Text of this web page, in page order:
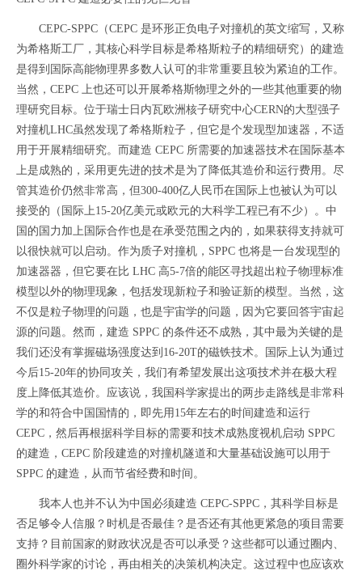
CEPC-SPPC（CEPC 是环形正负电子对撞机的英文缩写，又称
为希格斯工厂，其核心科学目标是希格斯粒子的精细研究）的建造
是得到国际高能物理界多数人认可的非常重要且较为紧迫的工作。
当然，CEPC 上也还可以开展希格斯物理之外的一些其他重要的物
理研究目标。位于瑞士日内瓦欧洲核子研究中心CERN的大型强子
对撞机LHC虽然发现了希格斯粒子，但它是个发现型加速器，不适
用于开展精细研究。而建造 CEPC 所需要的加速器技术在国际基本
上是成熟的，采用更先进的技术是为了降低其造价和运行费用。尽
管其造价仍然非常高，但300-400亿人民币在国际上也被认为可以
接受的（国际上15-20亿美元或欧元的大科学工程已有不少）。中
国的国力加上国际合作也是在承受范围之内的，如果获得支持就可
以很快就可以启动。作为质子对撞机，SPPC 也将是一台发现型的
加速器器，但它要在比 LHC 高5-7倍的能区寻找超出粒子物理标准
模型以外的物理现象，包括发现新粒子和验证新的模型。当然，这
不仅是粒子物理的问题，也是宇宙学的问题，因为它要回答宇宙起
源的问题。然而，建造 SPPC 的条件还不成熟，其中最为关键的是
我们还没有掌握磁场强度达到16-20T的磁铁技术。国际上认为通过
今后15-20年的协同攻关，我们有希望发展出这项技术并在极大程
度上降低其造价。应该说，我国科学家提出的两步走路线是非常科
学的和符合中国国情的，即先用15年左右的时间建造和运行
CEPC，然后再根据科学目标的需要和技术成熟度视机启动 SPPC
的建造，CEPC 阶段建造的对撞机隧道和大量基础设施可以用于
SPPC 的建造，从而节省经费和时间。
我本人也并不认为中国必须建造 CEPC-SPPC，其科学目标是
否足够令人信服？时机是否最佳？是否还有其他更紧急的项目需要
支持？目前国家的财政状况是否可以承受？这些都可以通过圈内、
圈外科学家的讨论，再由相关的决策机构决定。这过程中也应该欢